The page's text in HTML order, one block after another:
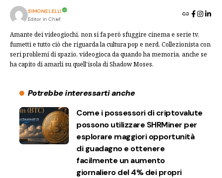
SIMONE LELLI
Editor in Chief
Amante dei videogiochi, non si fa però sfuggire cinema e serie tv,
fumetti e tutto ciò che riguarda la cultura pop e nerd. Collezionista con
seri problemi di spazio, videogioca da quando ha memoria, anche se
ha capito di amarli su quell'isola di Shadow Moses.
Potrebbe interessarti anche
Come i possessori di criptovalute
possono utilizzare SHRMiner per
esplorare maggiori opportunità
di guadagno e ottenere
facilmente un aumento
giornaliero del 4% dei propri